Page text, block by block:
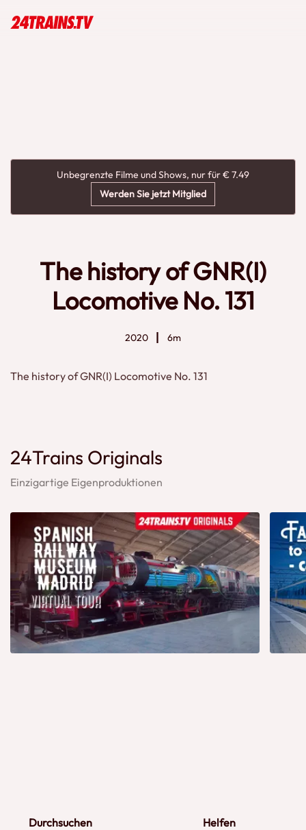
Unbegrenzte Filme und Shows, nur für € 7.49
Werden Sie jetzt Mitglied
The history of GNR(I)
Locomotive No. 131
2020 6m
The history of GNR(I) Locomotive No. 131
24Trains Originals
Einzigartige Eigenproduktionen
Durchsuchen Helfen